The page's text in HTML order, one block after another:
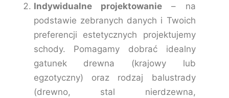
Indywidualne projektowanie– na
podstawie zebranych danych i Twoich
preferencji estetycznych projektujemy
schody. Pomagamy dobrać idealny
gatunek drewna (krajowy lub
egzotyczny) oraz rodzaj balustrady
(drewno, stal nierdzewna,